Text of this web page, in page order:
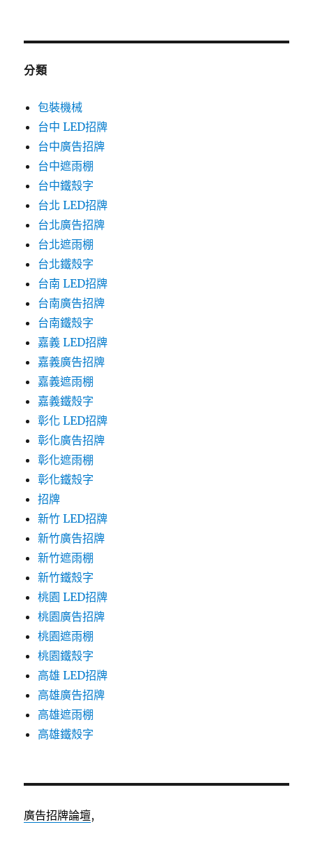
分類
包裝機械
台中 LED招牌
台中廣告招牌
台中遮雨棚
台中鐵殼字
台北 LED招牌
台北廣告招牌
台北遮雨棚
台北鐵殼字
台南 LED招牌
台南廣告招牌
台南鐵殼字
嘉義 LED招牌
嘉義廣告招牌
嘉義遮雨棚
嘉義鐵殼字
彰化 LED招牌
彰化廣告招牌
彰化遮雨棚
彰化鐵殼字
招牌
新竹 LED招牌
新竹廣告招牌
新竹遮雨棚
新竹鐵殼字
桃園 LED招牌
桃園廣告招牌
桃園遮雨棚
桃園鐵殼字
高雄 LED招牌
高雄廣告招牌
高雄遮雨棚
高雄鐵殼字
廣告招牌論壇,